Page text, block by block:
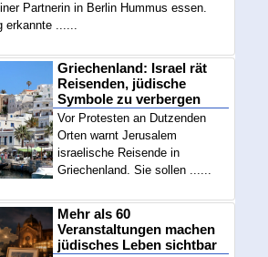
Partnerin in Berlin Hummus essen.
erkannte ......
Griechenland: Israel rät
Reisenden, jüdische
Symbole zu verbergen
Vor Protesten an Dutzenden
Orten warnt Jerusalem
israelische Reisende in
Griechenland. Sie sollen ......
Mehr als 60
Veranstaltungen machen
jüdisches Leben sichtbar